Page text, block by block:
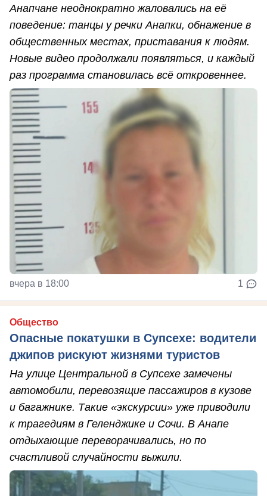
Анапчане неоднократно жаловались на её
поведение: танцы у речки Анапки, обнажение в
общественных местах, приставания к людям.
Новые видео продолжали появляться, и каждый
раз программа становилась всё откровеннее.
вчера в 18:00 1
Общество
Опасные покатушки в Супсехе: водители
джипов рискуют жизнями туристов
На улице Центральной в Супсехе замечены
автомобили, перевозящие пассажиров в кузове
и багажнике. Такие «экскурсии» уже приводили
к трагедиям в Геленджике и Сочи. В Анапе
отдыхающие переворачивались, но по
счастливой случайности выжили.